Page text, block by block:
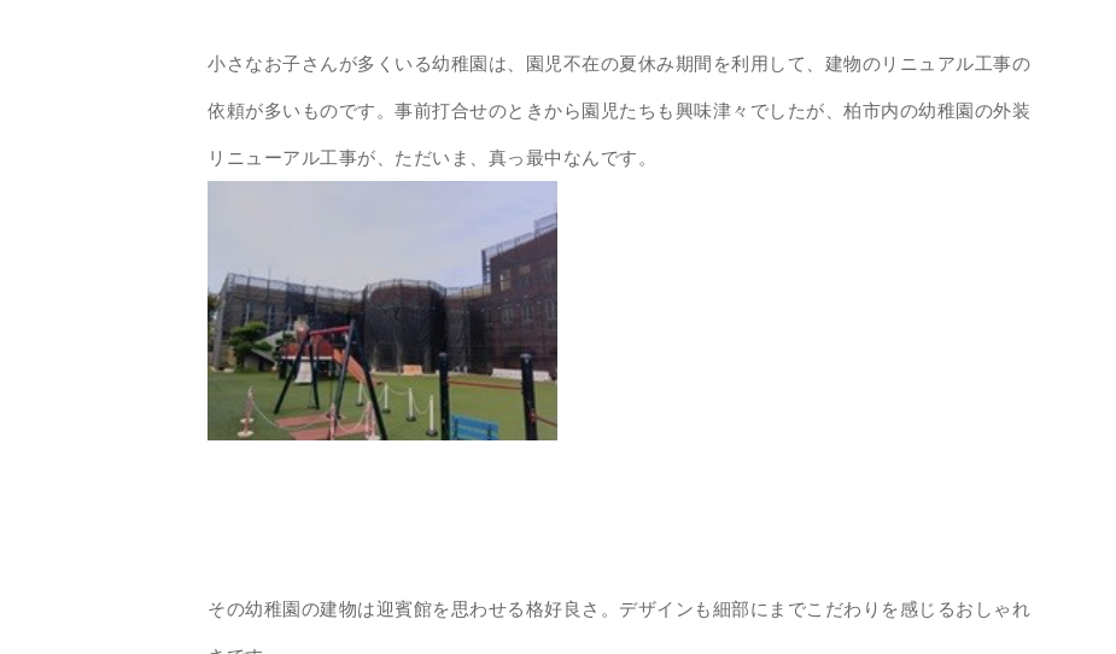
小さなお子さんが多くいる幼稚園は、園児不在の夏休み期間を利用して、建物のリニュアル工事の
依頼が多いものです。事前打合せのときから園児たちも興味津々でしたが、柏市内の幼稚園の外装
リニューアル工事が、ただいま、真っ最中なんです。
その幼稚園の建物は迎賓館を思わせる格好良さ。デザインも細部にまでこだわりを感じるおしゃれ